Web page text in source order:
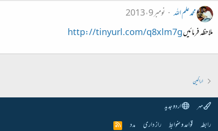
محمد علم اللہ
نومبر 9، 2013
ملاحظہ فرمائیںhttp://tinyurl.com/q8xlm7g
اراکین
مہر
اردو جدید
رابطہ قواعد و ضوابط راز داری مدد
R